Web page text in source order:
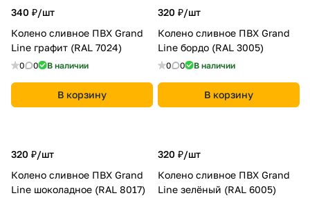
340 ₽/шт
Колено сливное ПВХ Grand
Line графит (RAL 7024)
0 0 В наличии
В корзину
320 ₽/шт
Колено сливное ПВХ Grand
Line бордо (RAL 3005)
0 0 В наличии
В корзину
320 ₽/шт
Колено сливное ПВХ Grand
Line шоколадное (RAL 8017)
320 ₽/шт
Колено сливное ПВХ Grand
Line зелёный (RAL 6005)